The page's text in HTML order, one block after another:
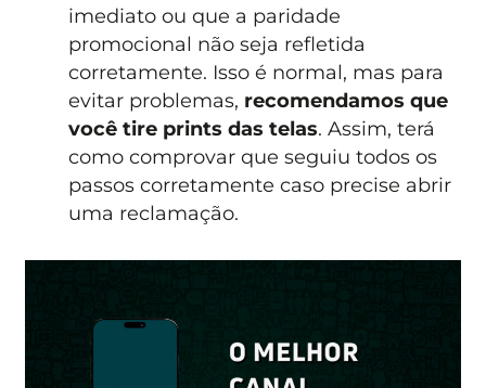
imediato ou que a paridade
promocional não seja refletida
corretamente. Isso é normal, mas para
evitar problemas, recomendamos que
você tire prints das telas. Assim, terá
como comprovar que seguiu todos os
passos corretamente caso precise abrir
uma reclamação.